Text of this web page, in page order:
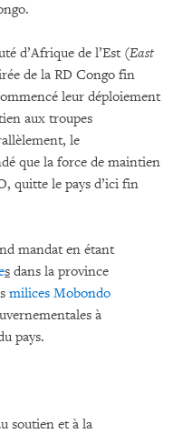
d’Afrique de l’Est (East
de la RD Congo fin
leur déploiement
aux troupes
le
que la force de maintien
quitte le pays d’ici fin
mandat en étant
s dans la province
milices Mobondo
à
pays.
soutien et à la